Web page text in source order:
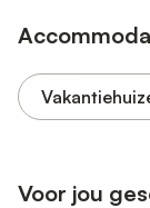
Voor jou